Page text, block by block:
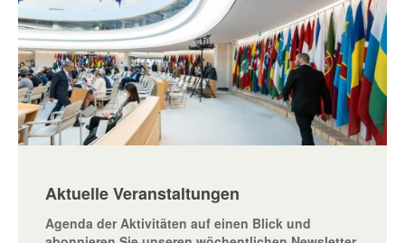
Aktuelle Veranstaltungen
Agenda der Aktivitäten auf einen Blick und